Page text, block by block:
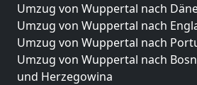
Umzug von Wuppertal nach
Umzug von Wuppertal nach
Umzug von Wuppertal nach
Umzug von Wuppertal nach
und Herzegowina